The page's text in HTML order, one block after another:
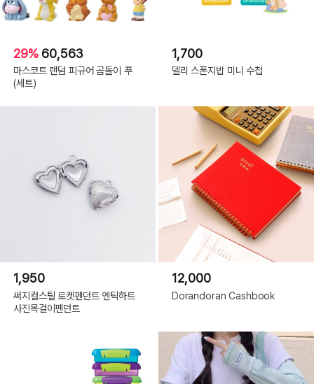
29% 60,563
마스코트 랜덤 피규어 곰돌이 푸
(세트)
1,700
델리 스폰지밥 미니 수첩
1,950
써지컬스틸 로켓펜던트 엔틱하트
사진목걸이펜던트
12,000
Dorandoran Cashbook